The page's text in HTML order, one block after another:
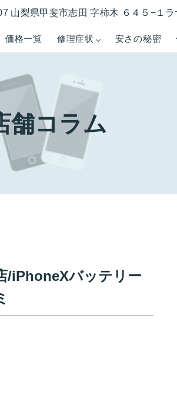
価格一覧 修理症状 安さの秘密
山梨県甲斐市志田 字柿木 ６４５−１
舗コラム
/iPhoneXバッテリー